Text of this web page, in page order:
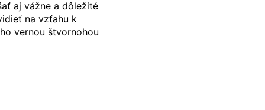
aj vážne a dôležité
na vzťahu k
vernou štvornohou